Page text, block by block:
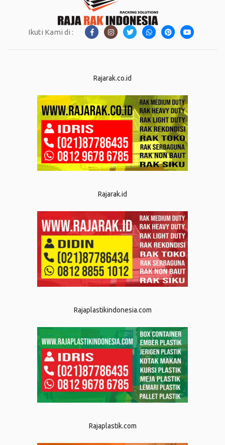
Ikuti Kami di :
Rajarak.co.id
Rajarak.id
Rajaplastikindonesia.com
Rajaplastik.com